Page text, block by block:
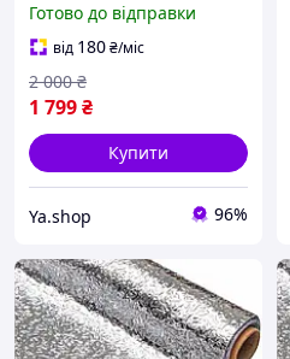
Готово до відправки
від 180₴/міс
1 799₴
2 000 ₴
Купити
Ya.shop 96%